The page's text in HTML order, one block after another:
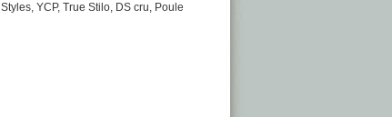
Styles, YCP, True Stilo, DS cru, Poule